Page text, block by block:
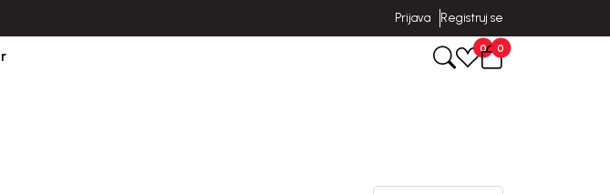
Prijava Registruj se
0 0